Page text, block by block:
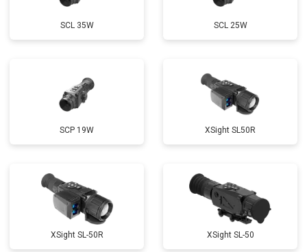
SCL 35W SCL 25W
SCP 19W ХSight SL50R
XSight SL-50R XSight SL-50